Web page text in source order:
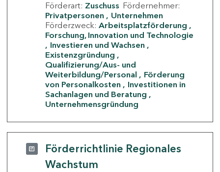
Förderart: Zuschuss Fördernehmer:
Privatpersonen
Unternehmen
Förderzweck: Arbeitsplatzförderung
Forschung, Innovation und Technologie
Investieren und Wachsen
Existenzgründung
Qualifizierung/Aus- und
Weiterbildung/Personal
Förderung
von Personalkosten
Investitionen in
Sachanlagen und Beratung
Unternehmensgründung
Förderrichtlinie Regionales
Wachstum